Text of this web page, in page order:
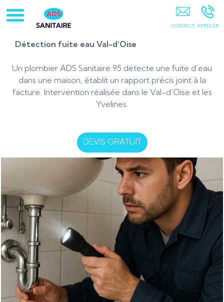
Détection fuite eau Val-d’Oise
Un plombier ADS Sanitaire 95 détecte une fuite d’eau
dans une maison, établit un rapport précis joint à la
facture. Intervention réalisée dans le Val-d’Oise et les
Yvelines.
DEVIS GRATUIT